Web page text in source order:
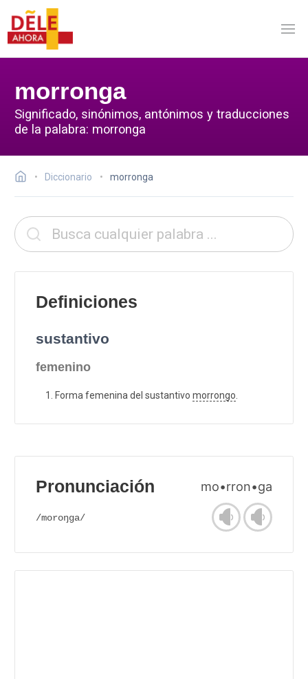
morronga
Significado, sinónimos, antónimos y traducciones
de la palabra: morronga
Diccionario morronga
Definiciones
sustantivo
femenino
Forma femenina del sustantivo morrongo
Pronunciación mo•rron•ga
/moroŋga/